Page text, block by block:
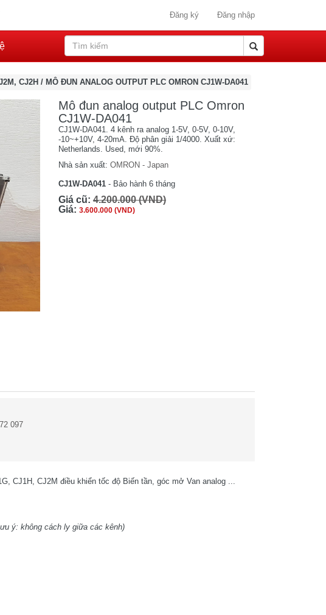
Đăng ký Đăng nhập
CJ2H / MÔ ĐUN ANALOG OUTPUT PLC OMRON CJ1W-DA041
Mô đun analog output PLC Omron
CJ1W-DA041
CJ1W-DA041. 4 kênh ra analog 1-5V, 0-5V, 0-10V,
-10~+10V, 4-20mA. Độ phân giải 1/4000. Xuất xứ:
Netherlands. Used, mới 90%.
Nhà sản xuất: OMRON - Japan
CJ1W-DA041- Bảo hành 6 tháng
Giá cũ: 4.200.000 (VND)
Giá: 3.600.000 (VND)
097
CJ1H, CJ2M điều khiển tốc độ Biến tần, góc mở Van analog ...
ý: không cách ly giữa các kênh)